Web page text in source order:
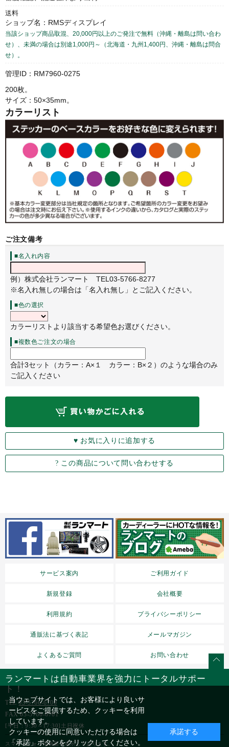
送料
ショップ名：RMSディスプレイ
当該ショップ商品取混、20,000円以上のご発注で無料（沖縄・離島は問い合わ
せ）、未満の場合は別途1,000円～（北海道・九州1,400円、沖縄・離島は問合
せ）。
管理ID：RM7960-0275
200枚。
サイズ：50×35mm。
カラーリスト
ご注文備考
■名入れ内容
例）株式会社ランマート TEL03-5766-8277
※名入れ無しの場合は「名入れ無し」とご記入ください。
■色の選択
カラーリストより該当する希望色お選びください。
■複数色ご注文の場合
合計3セット（カラー：A×１ カラー：B×２）のような場合のみ
ご記入ください
サービス案内 ご利用ガイド
新規登録 会社概要
利用規約 プライバシーポリシー
通販法に基づく表記 メールマガジン
よくあるご質問 お問い合わせ
ランマートは自動車業界を強力にトータルサポー
ト！
TEL03-5766-6700
FAX 03-5760-6701
[平日：9:30～17:30]土日祝休
スマートフォン用画面を表示しております。
当ウェブサイトでは、お客様により良いサ
ービスをご提供するため、クッキーを利用
しています。
クッキーの使用に同意いただける場合は
「承諾」ボタンをクリックしてください。
承諾する